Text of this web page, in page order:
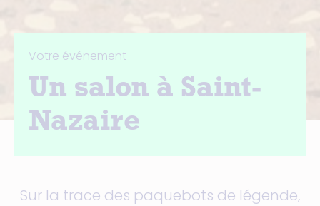
Votre événement
Un salon à Saint-
Nazaire
Sur la trace des paquebots de légende,